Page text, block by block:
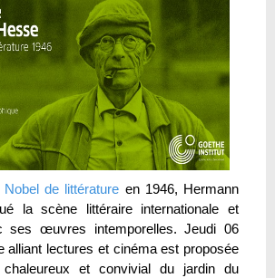
Nobel de littérature en 1946, Hermann
la scène littéraire internationale et
ses œuvres intemporelles. Jeudi 06
alliant lectures et cinéma est proposée
et convivial du jardin du